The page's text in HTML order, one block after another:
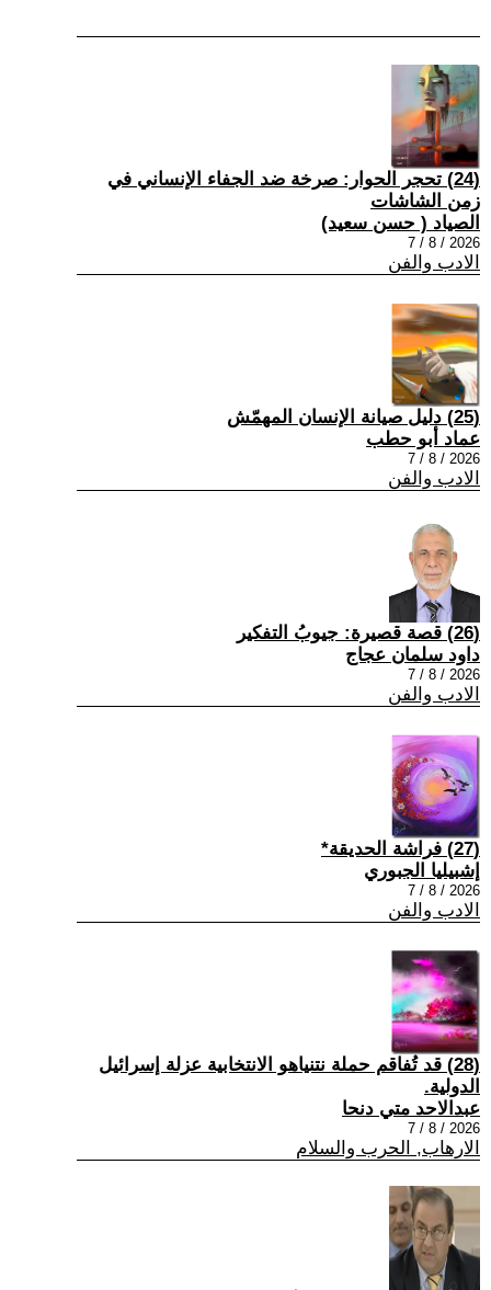
(24) تحجر الحوار: صرخة ضد الجفاء الإنساني في
زمن الشاشات
الصياد ‏( حسن سعيد‏)
2026 / 8 / 7
الادب والفن
(25) دليل صيانة الإنسان المهمّش
عماد أبو حطب
2026 / 8 / 7
الادب والفن
(26) قصة قصيرة: جيوبُ التفكير
داود سلمان عجاج
2026 / 8 / 7
الادب والفن
(27) فراشة الحديقة*
إشبيليا الجبوري
2026 / 8 / 7
الادب والفن
(28) قد تُفاقم حملة نتنياهو الانتخابية عزلة إسرائيل
الدولية.
عبدالاحد متي دنحا
2026 / 8 / 7
الارهاب, الحرب والسلام